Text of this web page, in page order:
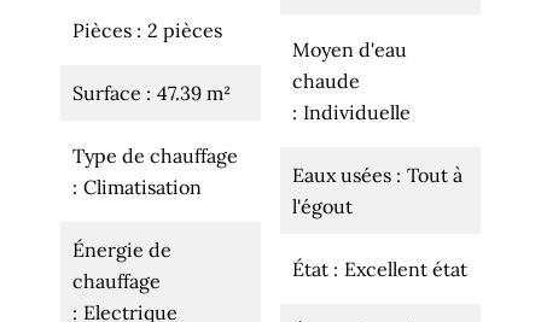
Pièces 2 pièces
Surface 47.39 m²
Type de chauffage
Climatisation
Énergie de
chauffage
Electrique
Moyen d'eau
chaude
Individuelle
Eaux usées
Tout à
l'égout
État Excellent état